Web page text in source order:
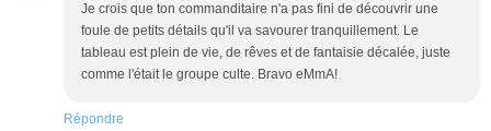
Je crois que ton commanditaire n'a pas fini de découvrir une
foule de petits détails qu'il va savourer tranquillement. Le
tableau est plein de vie, de rêves et de fantaisie décalée, juste
comme l'était le groupe culte. Bravo eMmA!
Répondre